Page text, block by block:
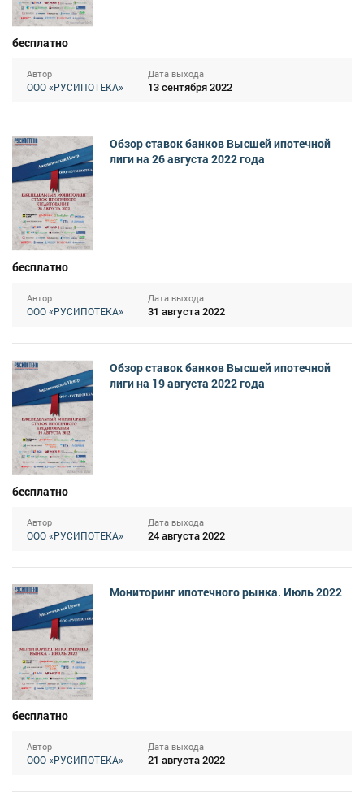
бесплатно
Автор
ООО «РУСИПОТЕКА»
Дата выхода
13 сентября 2022
Обзор ставок банков Высшей ипотечной
лиги на 26 августа 2022 года
бесплатно
Автор
ООО «РУСИПОТЕКА»
Дата выхода
31 августа 2022
Обзор ставок банков Высшей ипотечной
лиги на 19 августа 2022 года
бесплатно
Автор
ООО «РУСИПОТЕКА»
Дата выхода
24 августа 2022
Мониторинг ипотечного рынка. Июль 2022
бесплатно
Автор
ООО «РУСИПОТЕКА»
Дата выхода
21 августа 2022